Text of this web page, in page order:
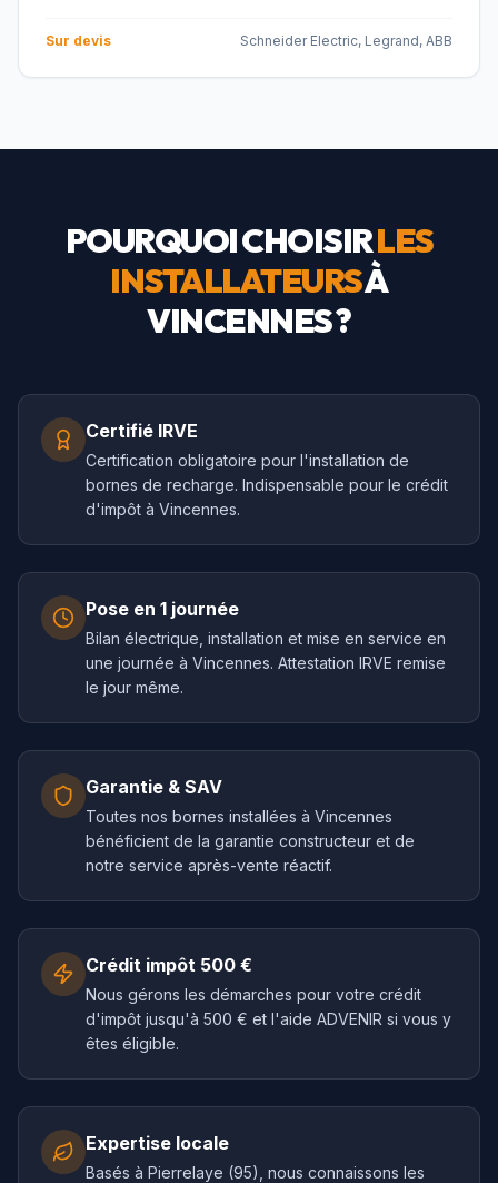
Sur devis Schneider Electric, Legrand, ABB
POURQUOI CHOISIRLES
INSTALLATEURSÀ
VINCENNES?
Certifié IRVE
Certification obligatoire pour l'installation de
bornes de recharge. Indispensable pour le crédit
d'impôt à Vincennes.
Pose en 1 journée
Bilan électrique, installation et mise en service en
une journée à Vincennes. Attestation IRVE remise
le jour même.
Garantie & SAV
Toutes nos bornes installées à Vincennes
bénéficient de la garantie constructeur et de
notre service après-vente réactif.
Crédit impôt 500 €
Nous gérons les démarches pour votre crédit
d'impôt jusqu'à 500 € et l'aide ADVENIR si vous y
êtes éligible.
Expertise locale
Basés à Pierrelaye (95), nous connaissons les